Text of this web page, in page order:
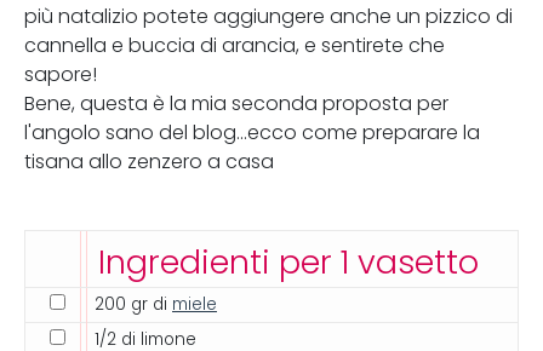
più natalizio potete aggiungere anche un pizzico di
cannella e buccia di arancia, e sentirete che
sapore!
Bene, questa è la mia seconda proposta per
l'angolo sano del blog...ecco come preparare la
tisana allo zenzero a casa
Ingredienti per 1 vasetto
200 gr di miele
1/2 di limone